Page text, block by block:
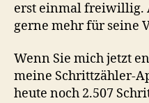
erst einmal freiwillig.
gerne mehr für seine
Wenn Sie mich jetzt
meine Schrittzähler-
heute noch 2.507